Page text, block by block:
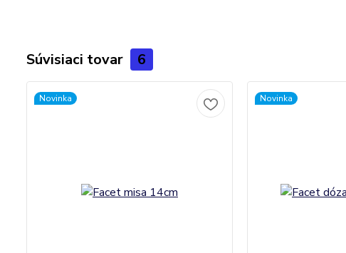
Súvisiaci tovar 6
Novinka Novinka